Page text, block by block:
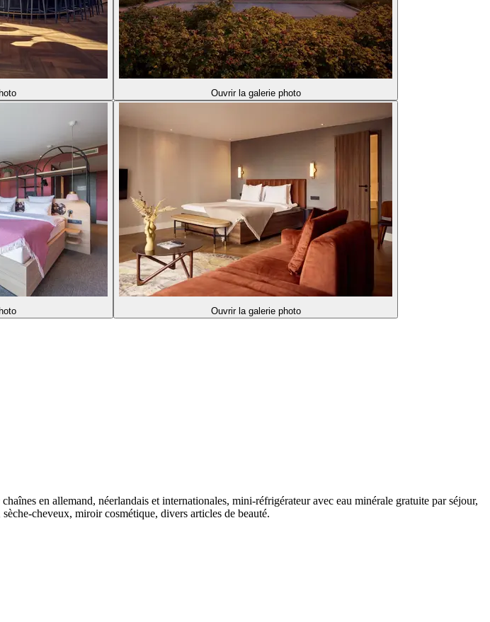
Ouvrir la galerie photo
Ouvrir la galerie photo
en allemand, néerlandais et internationales, mini-réfrigérateur avec eau minérale gratuite par séjour,
cheveux, miroir cosmétique, divers articles de beauté.